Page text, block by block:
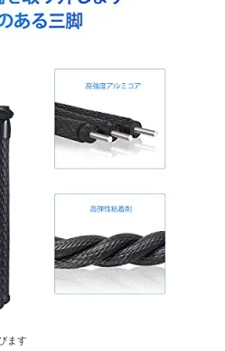
ます